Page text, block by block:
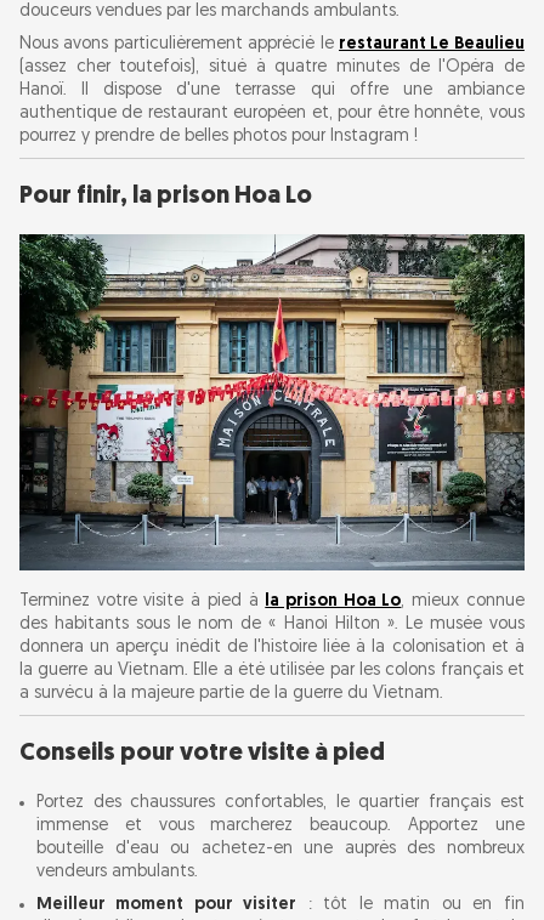
douceurs vendues par les marchands ambulants.
Nous avons particulièrement apprécié le restaurant Le Beaulieu
(assez cher toutefois), situé à quatre minutes de l'Opéra de
Hanoï. Il dispose d'une terrasse qui offre une ambiance
authentique de restaurant européen et, pour être honnête, vous
pourrez y prendre de belles photos pour Instagram !
Pour finir, la prison Hoa Lo
Terminez votre visite à pied à la prison Hoa Lo, mieux connue
des habitants sous le nom de « Hanoi Hilton ». Le musée vous
donnera un aperçu inédit de l'histoire liée à la colonisation et à
la guerre au Vietnam. Elle a été utilisée par les colons français et
a survécu à la majeure partie de la guerre du Vietnam.
Conseils pour votre visite à pied
Portez des chaussures confortables, le quartier français est
immense et vous marcherez beaucoup. Apportez une
bouteille d'eau ou achetez-en une auprès des nombreux
vendeurs ambulants.
Meilleur moment pour visiter : tôt le matin ou en fin